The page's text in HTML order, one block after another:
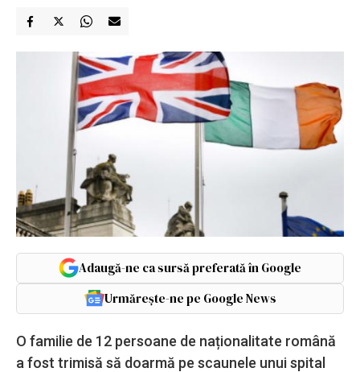
Adaugă-ne ca sursă preferată în Google
Urmărește-ne pe Google News
O familie de 12 persoane de naționalitate română
a fost trimisă să doarmă pe scaunele unui spital